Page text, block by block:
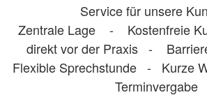
Service für unsere
Zentrale Lage - Kostenfreie
direkt vor der Praxis -
Flexible Sprechstunde - Kurze
Terminvergabe